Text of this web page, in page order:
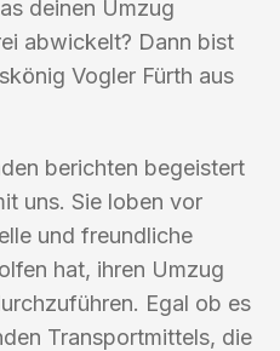
deinen Umzug
abwickelt? Dann bist
Vogler Fürth aus
berichten begeistert
uns. Sie loben vor
und freundliche
hat, ihren Umzug
Egal ob es
Transportmittels, die